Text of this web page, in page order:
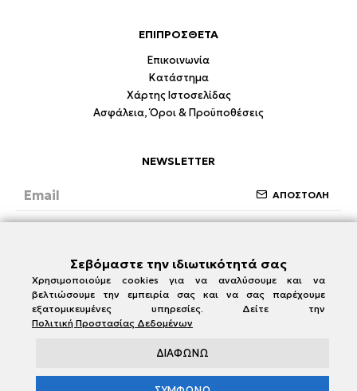
ΕΠΙΠΡΟΣΘΕΤΑ
Επικοινωνία
Κατάστημα
Χάρτης Ιστοσελίδας
Ασφάλεια, Όροι & Προϋποθέσεις
NEWSLETTER
ΑΠΟΣΤΟΛΗ
Σεβόμαστε την ιδιωτικότητά σας
Χρησιμοποιούμε cookies για να αναλύσουμε και να
βελτιώσουμε την εμπειρία σας και να σας παρέχουμε
εξατομικευμένες υπηρεσίες. Δείτε την
Πολιτική Προστασίας Δεδομένων
ΔΙΑΦΩΝΩ